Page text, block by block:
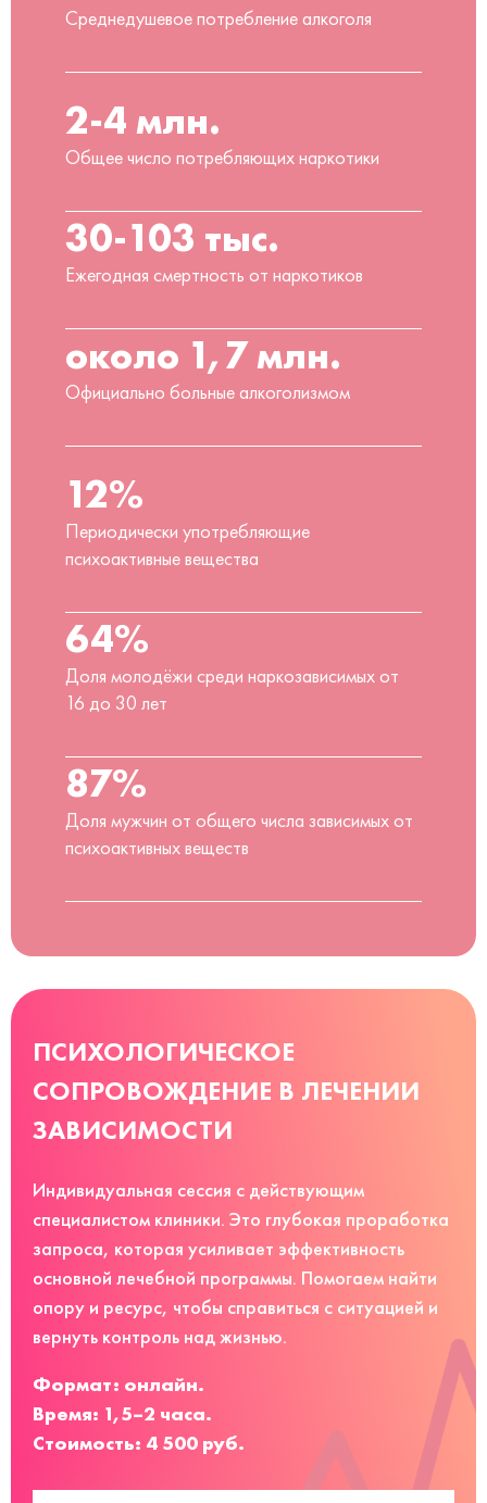
Среднедушевое потребление алкоголя
2-4 млн.
Общее число потребляющих наркотики
30-103 тыс.
Ежегодная смертность от наркотиков
около 1,7 млн.
Официально больные алкоголизмом
12%
Периодически употребляющие
психоактивные вещества
64%
Доля молодёжи среди наркозависимых от
16 до 30 лет
87%
Доля мужчин от общего числа зависимых от
психоактивных веществ
ПСИХОЛОГИЧЕСКОЕ
СОПРОВОЖДЕНИЕ В ЛЕЧЕНИИ
ЗАВИСИМОСТИ
Индивидуальная сессия с действующим
специалистом клиники. Это глубокая проработка
запроса, которая усиливает эффективность
основной лечебной программы. Помогаем найти
опору и ресурс, чтобы справиться с ситуацией и
вернуть контроль над жизнью.
Формат: онлайн.
Время: 1,5–2 часа.
Стоимость: 4 500 руб.